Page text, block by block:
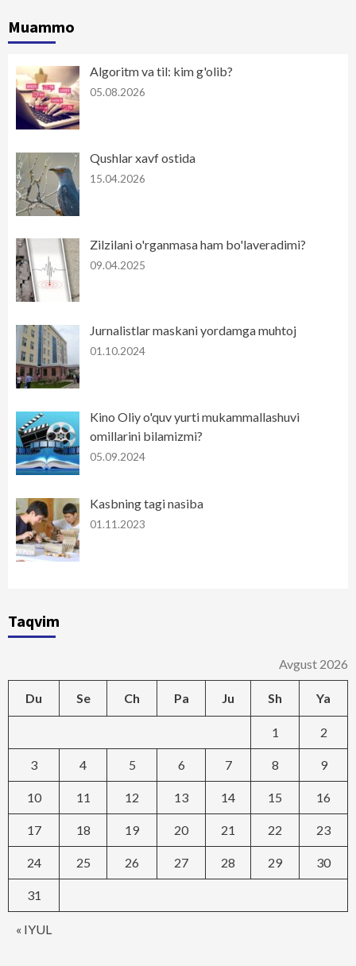
Muammo
Algoritm va til: kim g'olib?
05.08.2026
Qushlar xavf ostida
15.04.2026
Zilzilani o'rganmasa ham bo'laveradimi?
09.04.2025
Jurnalistlar maskani yordamga muhtoj
01.10.2024
Kino Oliy o'quv yurti mukammallashuvi
omillarini bilamizmi?
05.09.2024
Kasbning tagi nasiba
01.11.2023
Taqvim
Avgust 2026
Du Se Ch Pa Ju Sh Ya
« IYUL
1 2
3 4 5 6 7 8 9
10 11 12 13 14 15 16
17 18 19 20 21 22 23
24 25 26 27 28 29 30
31